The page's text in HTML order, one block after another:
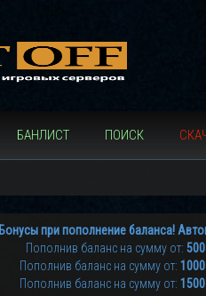
БАНЛИСТ ПОИСК
Бонусы при пополнение баланса!
Пополнив баланс на сумму от:
Пополнив баланс на сумму от:
Пополнив баланс на сумму от: